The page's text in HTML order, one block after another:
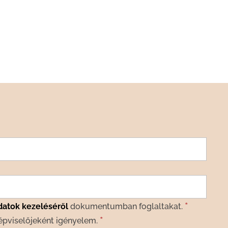
kezelésérőldokumentumban foglaltakat. *
igényelem. *